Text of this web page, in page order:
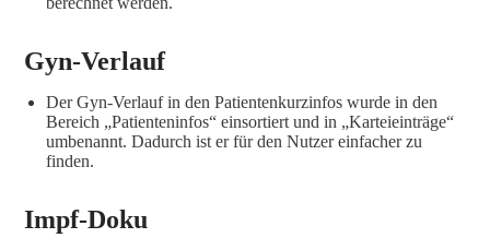
Gyn-Verlauf
Der Gyn-Verlauf in den Patientenkurzinfos wurde in den
Bereich „Patienteninfos“ einsortiert und in „Karteieinträge“
umbenannt. Dadurch ist er für den Nutzer einfacher zu
finden.
Impf-Doku